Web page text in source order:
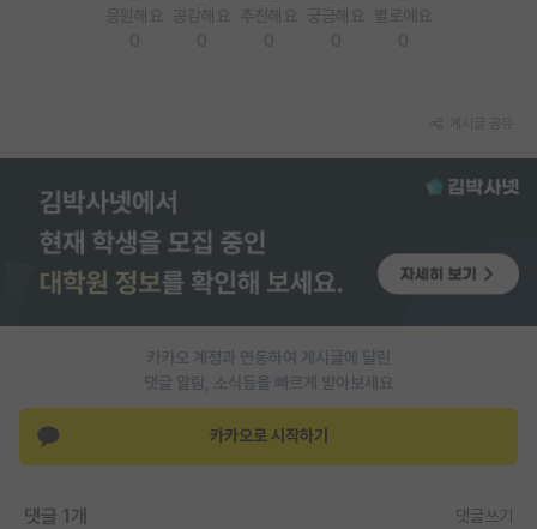
학술 정보 게시판
홍보 게시판
커리어
재팬라운지 🌸
카카오 계정과 연동하여 게시글에 달린
댓글 알람, 소식등을 빠르게 받아보세요
카카오로 시작하기
댓글 1개 댓글쓰기